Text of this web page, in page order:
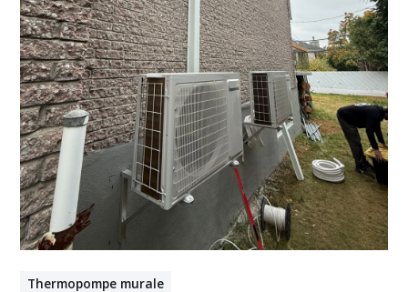
Thermopompe murale